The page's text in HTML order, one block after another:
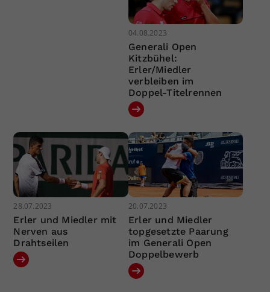
04.08.2023
Generali Open
Kitzbühel:
Erler/Miedler
verbleiben im
Doppel-Titelrennen
28.07.2023
Erler und Miedler mit
Nerven aus
Drahtseilen
20.07.2023
Erler und Miedler
topgesetzte Paarung
im Generali Open
Doppelbewerb